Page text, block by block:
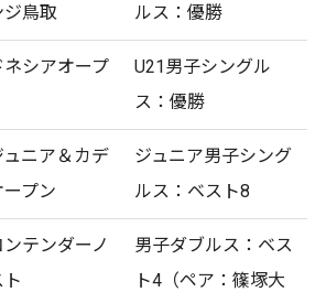
ジ鳥取
ルス：優勝
ネシアオープ
U21男子シングル
ス：優勝
ュニア＆カデ
ープン
ジュニア男子シング
ルス：ベスト8
ンテンダーノ
男子ダブルス：ベス
ト4（ペア：篠塚大